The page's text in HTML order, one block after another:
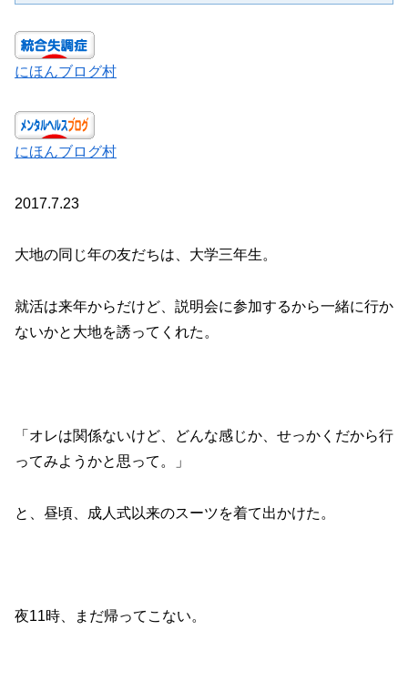
にほんブログ村
にほんブログ村
2017.7.23
大地の同じ年の友だちは、大学三年生。
就活は来年からだけど、説明会に参加するから一緒に行か
ないかと大地を誘ってくれた。
「オレは関係ないけど、どんな感じか、せっかくだから行
ってみようかと思って。」
と、昼頃、成人式以来のスーツを着て出かけた。
夜11時、まだ帰ってこない。